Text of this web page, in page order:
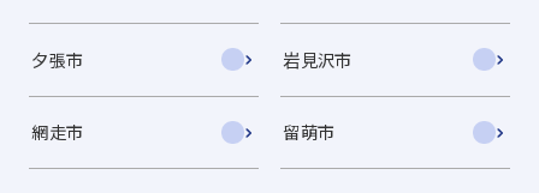
夕張市 岩見沢市
網走市 留萌市